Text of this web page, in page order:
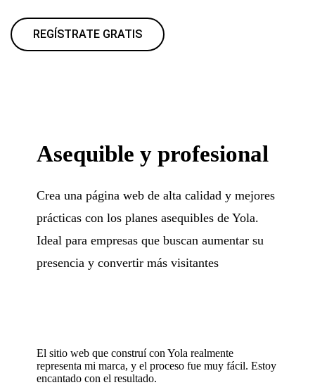
REGÍSTRATE GRATIS
Asequible y profesional
Crea una página web de alta calidad y mejores
prácticas con los planes asequibles de Yola.
Ideal para empresas que buscan aumentar su
presencia y convertir más visitantes
El sitio web que construí con Yola realmente
representa mi marca, y el proceso fue muy fácil. Estoy
encantado con el resultado.